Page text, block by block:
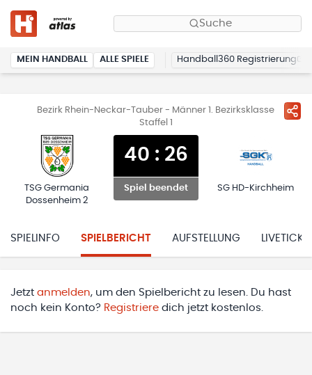
Suche
MEIN HANDBALL ALLE SPIELE Handball360 Registrierung
Bezirk Rhein-Neckar-Tauber - Männer 1. Bezirksklasse
Staffel 1
TSG Germania
Dossenheim 2
40 : 26
Spiel beendet SG HD-Kirchheim
SPIELINFO SPIELBERICHT AUFSTELLUNG
Jetzt anmelden, um den Spielbericht zu lesen. Du hast
noch kein Konto? Registriere dich jetzt kostenlos.